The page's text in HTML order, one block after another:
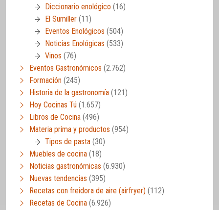
Diccionario enológico (16)
El Sumiller (11)
Eventos Enológicos (504)
Noticias Enológicas (533)
Vinos (76)
Eventos Gastronómicos (2.762)
Formación (245)
Historia de la gastronomía (121)
Hoy Cocinas Tú (1.657)
Libros de Cocina (496)
Materia prima y productos (954)
Tipos de pasta (30)
Muebles de cocina (18)
Noticias gastronómicas (6.930)
Nuevas tendencias (395)
Recetas con freidora de aire (airfryer) (112)
Recetas de Cocina (6.926)